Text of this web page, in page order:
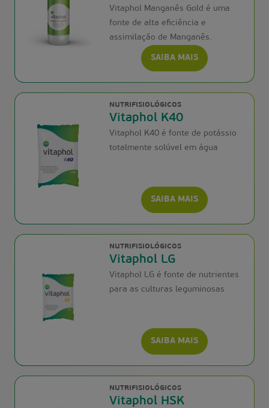
Vitaphol Manganês Gold é uma
fonte de alta eficiência e
assimilação de Manganês.
SAIBA MAIS
NUTRIFISIOLÓGICOS
Vitaphol K40
Vitaphol K40 é fonte de potássio
totalmente solúvel em água
SAIBA MAIS
NUTRIFISIOLÓGICOS
Vitaphol LG
Vitaphol LG é fonte de nutrientes
para as culturas leguminosas
SAIBA MAIS
NUTRIFISIOLÓGICOS
Vitaphol HSK